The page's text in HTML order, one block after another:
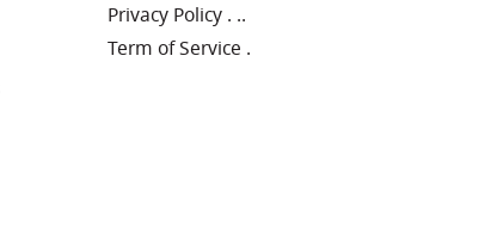
Privacy Policy . ..
Term of Service .